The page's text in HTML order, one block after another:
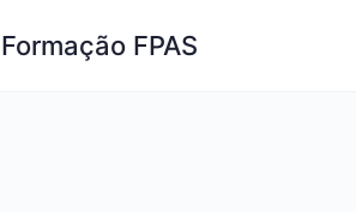
Formação FPAS